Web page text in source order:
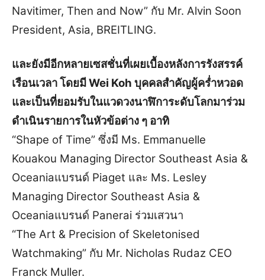
Navitimer, Then and Now” กับ Mr. Alvin Soon
President, Asia, BREITLING.
และยังมีอีกหลายเซสชั่นที่เผยเบื้องหลังการรังสรรค์
เรือนเวลา โดยมี Wei Koh บุคคลสำคัญผู้คร่ำหวอด
และเป็นที่ยอมรับในแวดวงนาฬิการะดับโลกมาร่วม
ดำเนินรายการในหัวข้อต่าง ๆ อาทิ
“Shape of Time” ซึ่งมี Ms. Emmanuelle
Kouakou Managing Director Southeast Asia &
Oceaniaแบรนด์ Piaget และ Ms. Lesley
Managing Director Southeast Asia &
Oceaniaแบรนด์ Panerai ร่วมเสวนา
“The Art & Precision of Skeletonised
Watchmaking” กับ Mr. Nicholas Rudaz CEO
Franck Muller.